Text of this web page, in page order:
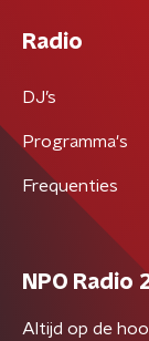
Radio
DJ’s
Programma's
Frequenties
NPO
Altijd op de